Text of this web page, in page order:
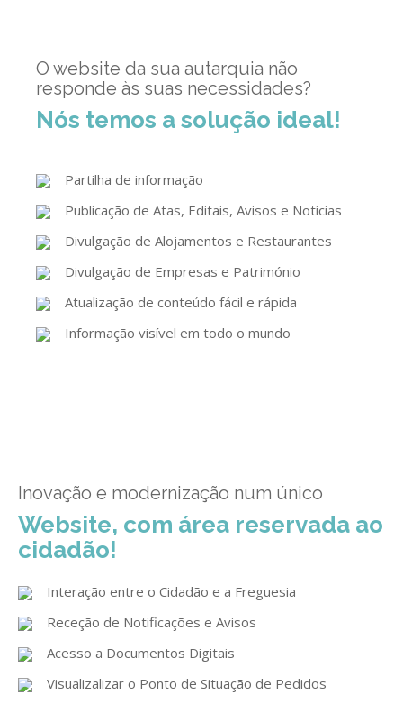
GESEscola
GESFeira
GESInventário
GESLicenciamento
GESMarcação
GESRecrutamento
GESSIADAP III
GESVencimento
GESViaturasAbandonadas
O website da sua autarquia não
responde às suas necessidades?
Nós temos a solução ideal!
Partilha de informação
Publicação de Atas, Editais, Avisos e Notícias
Divulgação de Alojamentos e Restaurantes
Divulgação de Empresas e Património
Atualização de conteúdo fácil e rápida
Informação visível em todo o mundo
Inovação e modernização num único
Website, com área reservada ao
cidadão!
Interação entre o Cidadão e a Freguesia
Receção de Notificações e Avisos
Acesso a Documentos Digitais
Visualizalizar o Ponto de Situação de Pedidos